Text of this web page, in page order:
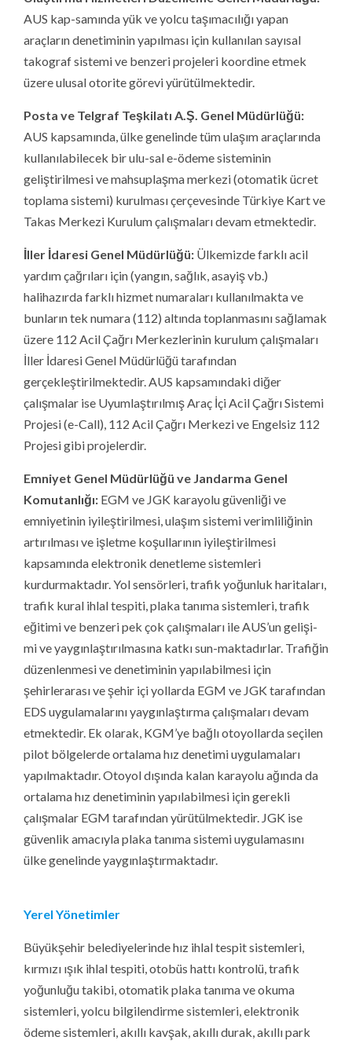
AUS kap-samında yük ve yolcu taşımacılığı yapan
araçların denetiminin yapılması için kullanılan sayısal
takograf sistemi ve benzeri projeleri koordine etmek
üzere ulusal otorite görevi yürütülmektedir.
Posta ve Telgraf Teşkilatı A.Ş. Genel Müdürlüğü:
AUS kapsamında, ülke genelinde tüm ulaşım araçlarında
kullanılabilecek bir ulu-sal e-ödeme sisteminin
geliştirilmesi ve mahsuplaşma merkezi (otomatik ücret
toplama sistemi) kurulması çerçevesinde Türkiye Kart ve
Takas Merkezi Kurulum çalışmaları devam etmektedir.
İller İdaresi Genel Müdürlüğü: Ülkemizde farklı acil
yardım çağrıları için (yangın, sağlık, asayiş vb.)
halihazırda farklı hizmet numaraları kullanılmakta ve
bunların tek numara (112) altında toplanmasını sağlamak
üzere 112 Acil Çağrı Merkezlerinin kurulum çalışmaları
İller İdaresi Genel Müdürlüğü tarafından
gerçekleştirilmektedir. AUS kapsamındaki diğer
çalışmalar ise Uyumlaştırılmış Araç İçi Acil Çağrı Sistemi
Projesi (e-Call), 112 Acil Çağrı Merkezi ve Engelsiz 112
Projesi gibi projelerdir.
Emniyet Genel Müdürlüğü ve Jandarma Genel
Komutanlığı: EGM ve JGK karayolu güvenliği ve
emniyetinin iyileştirilmesi, ulaşım sistemi verimliliğinin
artırılması ve işletme koşullarının iyileştirilmesi
kapsamında elektronik denetleme sistemleri
kurdurmaktadır. Yol sensörleri, trafik yoğunluk haritaları,
trafik kural ihlal tespiti, plaka tanıma sistemleri, trafik
eğitimi ve benzeri pek çok çalışmaları ile AUS’un gelişi-
mi ve yaygınlaştırılmasına katkı sun-maktadırlar. Trafiğin
düzenlenmesi ve denetiminin yapılabilmesi için
şehirlerarası ve şehir içi yollarda EGM ve JGK tarafından
EDS uygulamalarını yaygınlaştırma çalışmaları devam
etmektedir. Ek olarak, KGM’ye bağlı otoyollarda seçilen
pilot bölgelerde ortalama hız denetimi uygulamaları
yapılmaktadır. Otoyol dışında kalan karayolu ağında da
ortalama hız denetiminin yapılabilmesi için gerekli
çalışmalar EGM tarafından yürütülmektedir. JGK ise
güvenlik amacıyla plaka tanıma sistemi uygulamasını
ülke genelinde yaygınlaştırmaktadır.
Yerel Yönetimler
Büyükşehir belediyelerinde hız ihlal tespit sistemleri,
kırmızı ışık ihlal tespiti, otobüs hattı kontrolü, trafik
yoğunluğu takibi, otomatik plaka tanıma ve okuma
sistemleri, yolcu bilgilendirme sistemleri, elektronik
ödeme sistemleri, akıllı kavşak, akıllı durak, akıllı park